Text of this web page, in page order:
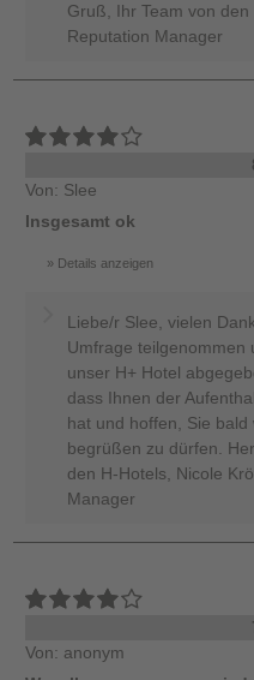
Gruß, Ihr Team von
Reputation Manager
Von: Slee
Insgesamt ok
Details anzeigen
Liebe/r Slee, vielen
Umfrage teilgenommen
unser H+ Hotel
dass Ihnen der
hat und hoffen, Sie
begrüßen zu dürfen.
den H-Hotels, Nicole
Manager
Von: anonym